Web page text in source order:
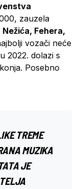
zauzela
Nežića, Fehera,
vozači neće
2022. dolazi s
Posebno
TREME
MUZIKA
JE